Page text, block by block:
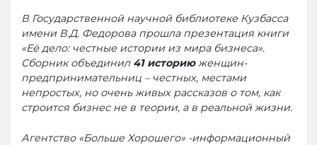
В Государственной научной библиотеке Кузбасса
имени В.Д. Федорова прошла презентация книги
«Её дело: честные истории из мира бизнеса».
Сборник объединил 41 историюженщин-
предпринимательниц – честных, местами
непростых, но очень живых рассказов о том, как
строится бизнес не в теории, а в реальной жизни.
Агентство «Больше Хорошего» -информационный